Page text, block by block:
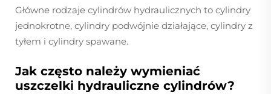
Główne rodzaje cylindrów hydraulicznych to cylindry
jednokrotne, cylindry podwójnie działające, cylindry z
tyłem i cylindry spawane.
Jak często należy wymieniać
uszczelki hydrauliczne cylindrów?